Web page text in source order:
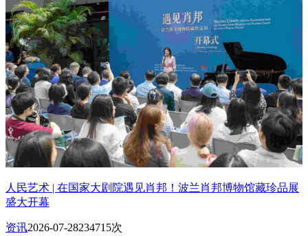
人民艺术 | 在国家大剧院遇见肖邦！波兰肖邦博物馆藏珍品展
盛大开幕
资讯2026-07-28234715次